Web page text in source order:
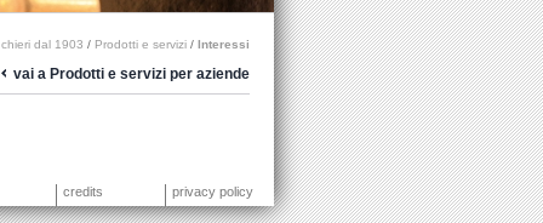
dal 1903 / Prodotti e servizi / Interessi
vai a Prodotti e servizi per aziende
credits privacy policy